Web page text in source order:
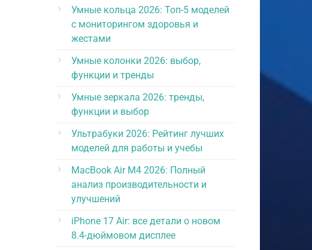
Умные кольца 2026: Топ-5 моделей
с мониторингом здоровья и
жестами
Умные колонки 2026: выбор,
функции и тренды
Умные зеркала 2026: тренды,
функции и выбор
Ультрабуки 2026: Рейтинг лучших
моделей для работы и учебы
MacBook Air M4 2026: Полный
анализ производительности и
улучшений
iPhone 17 Air: все детали о новом
8.4-дюймовом дисплее